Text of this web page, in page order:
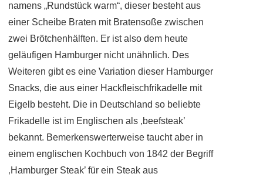
namens „Rundstück warm“, dieser besteht aus
einer Scheibe Braten mit Bratensoße zwischen
zwei Brötchenhälften. Er ist also dem heute
geläufigen Hamburger nicht unähnlich. Des
Weiteren gibt es eine Variation dieser Hamburger
Snacks, die aus einer Hackfleischfrikadelle mit
Eigelb besteht. Die in Deutschland so beliebte
Frikadelle ist im Englischen als ‚beefsteak’
bekannt. Bemerkenswerterweise taucht aber in
einem englischen Kochbuch von 1842 der Begriff
‚Hamburger Steak’ für ein Steak aus